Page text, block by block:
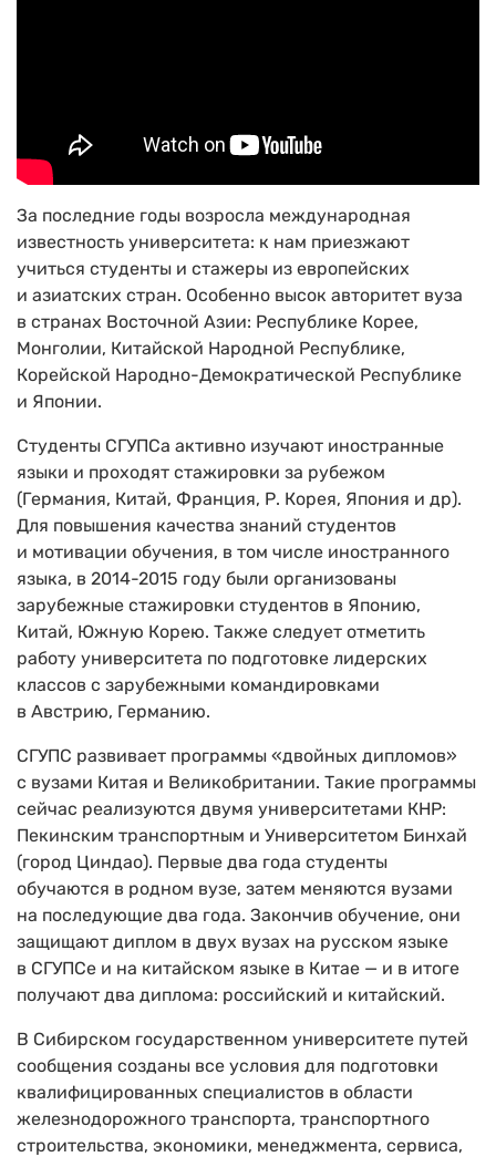
За последние годы возросла международная
известность университета: к нам приезжают
учиться студенты и стажеры из европейских
и азиатских стран. Особенно высок авторитет вуза
в странах Восточной Азии: Республике Корее,
Монголии, Китайской Народной Республике,
Корейской Народно-Демократической Республике
и Японии.
Студенты СГУПСа активно изучают иностранные
языки и проходят стажировки за рубежом
(Германия, Китай, Франция, Р. Корея, Япония и др).
Для повышения качества знаний студентов
и мотивации обучения, в том числе иностранного
языка, в 2014-2015 году были организованы
зарубежные стажировки студентов в Японию,
Китай, Южную Корею. Также следует отметить
работу университета по подготовке лидерских
классов с зарубежными командировками
в Австрию, Германию.
СГУПС развивает программы «двойных дипломов»
с вузами Китая и Великобритании. Такие программы
сейчас реализуются двумя университетами КНР:
Пекинским транспортным и Университетом Бинхай
(город Циндао). Первые два года студенты
обучаются в родном вузе, затем меняются вузами
на последующие два года. Закончив обучение, они
защищают диплом в двух вузах на русском языке
в СГУПСе и на китайском языке в Китае — и в итоге
получают два диплома: российский и китайский.
В Сибирском государственном университете путей
сообщения созданы все условия для подготовки
квалифицированных специалистов в области
железнодорожного транспорта, транспортного
строительства, экономики, менеджмента, сервиса,